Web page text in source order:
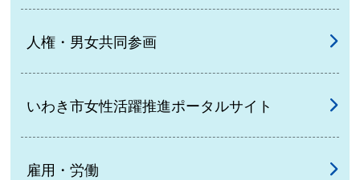
人権・男女共同参画
いわき市女性活躍推進ポータルサイト
雇用・労働